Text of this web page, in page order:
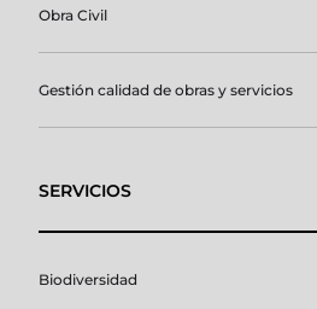
Obra Civil
Gestión calidad de obras y servicios
SERVICIOS
Biodiversidad